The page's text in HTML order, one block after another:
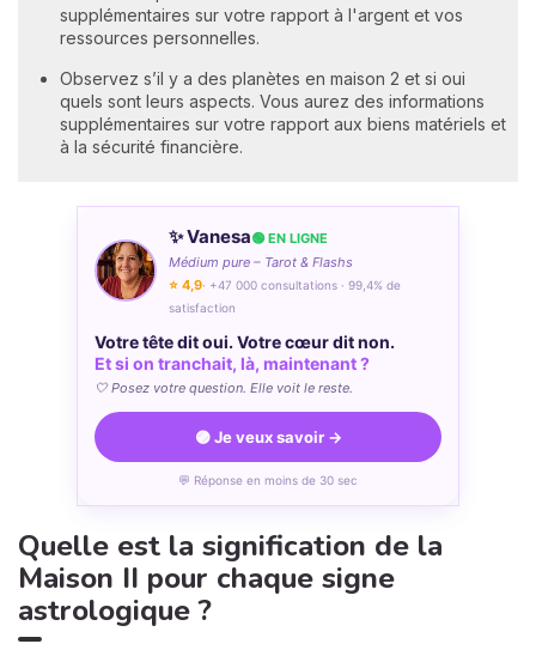
supplémentaires sur votre rapport à l'argent et vos
ressources personnelles.
Observez s’il y a des planètes en maison 2 et si oui
quels sont leurs aspects. Vous aurez des informations
supplémentaires sur votre rapport aux biens matériels et
à la sécurité financière.
✨ Vanesa🟢 EN LIGNE
Médium pure – Tarot & Flashs
⭐ 4,9· +47 000 consultations · 99,4% de
satisfaction
Votre tête dit oui. Votre cœur dit non.
Et si on tranchait, là, maintenant ?
🤍 Posez votre question. Elle voit le reste.
🟣 Je veux savoir →
💬 Réponse en moins de 30 sec
Quelle est la signification de la
Maison II pour chaque signe
astrologique ?